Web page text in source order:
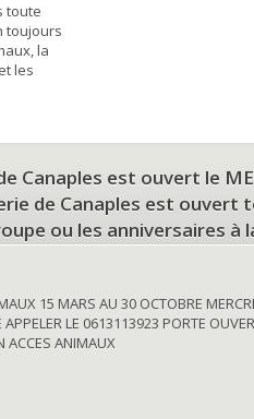
toute
toujours
la
les
Canaples est ouvert le
de Canaples est ouvert
ou les anniversaires à
15 MARS AU 30 OCTOBRE
LE 0613113923 PORTE
ACCES ANIMAUX